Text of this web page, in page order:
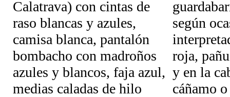
Calatrava) con cintas de
raso blancas y azules,
camisa blanca, pantalón
bombacho con madroños
azules y blancos, faja azul,
medias caladas de hilo
según
roja,
y en la
cáñamo